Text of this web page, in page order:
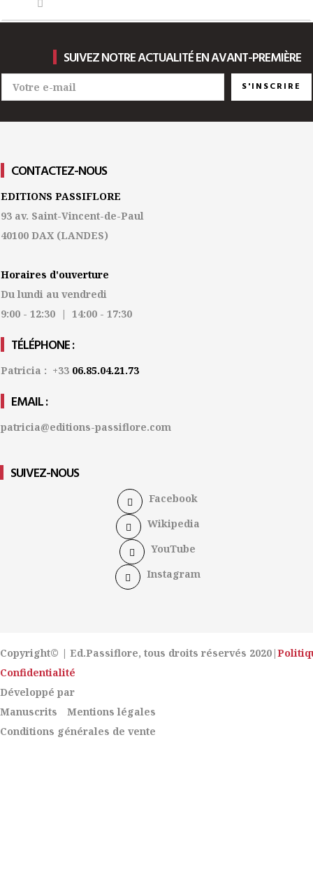
SUIVEZ NOTRE ACTUALITÉ EN AVANT-PREMIÈRE
S'INSCRIRE
CONTACTEZ-NOUS
EDITIONS PASSIFLORE
93 av. Saint-Vincent-de-Paul
40100 DAX (LANDES)
Horaires d'ouverture
Du lundi au vendredi
9:00 - 12:30 | 14:00 - 17:30
TÉLÉPHONE :
Patricia : +33 06.85.04.21.73
EMAIL :
patricia@editions-passiflore.com
SUIVEZ-NOUS
Facebook
Wikipedia
YouTube
Instagram
Copyright© | Ed.Passiflore, tous droits réservés 2020|
Confidentialité
Développé par
Manuscrits
Mentions légales
Conditions générales de vente